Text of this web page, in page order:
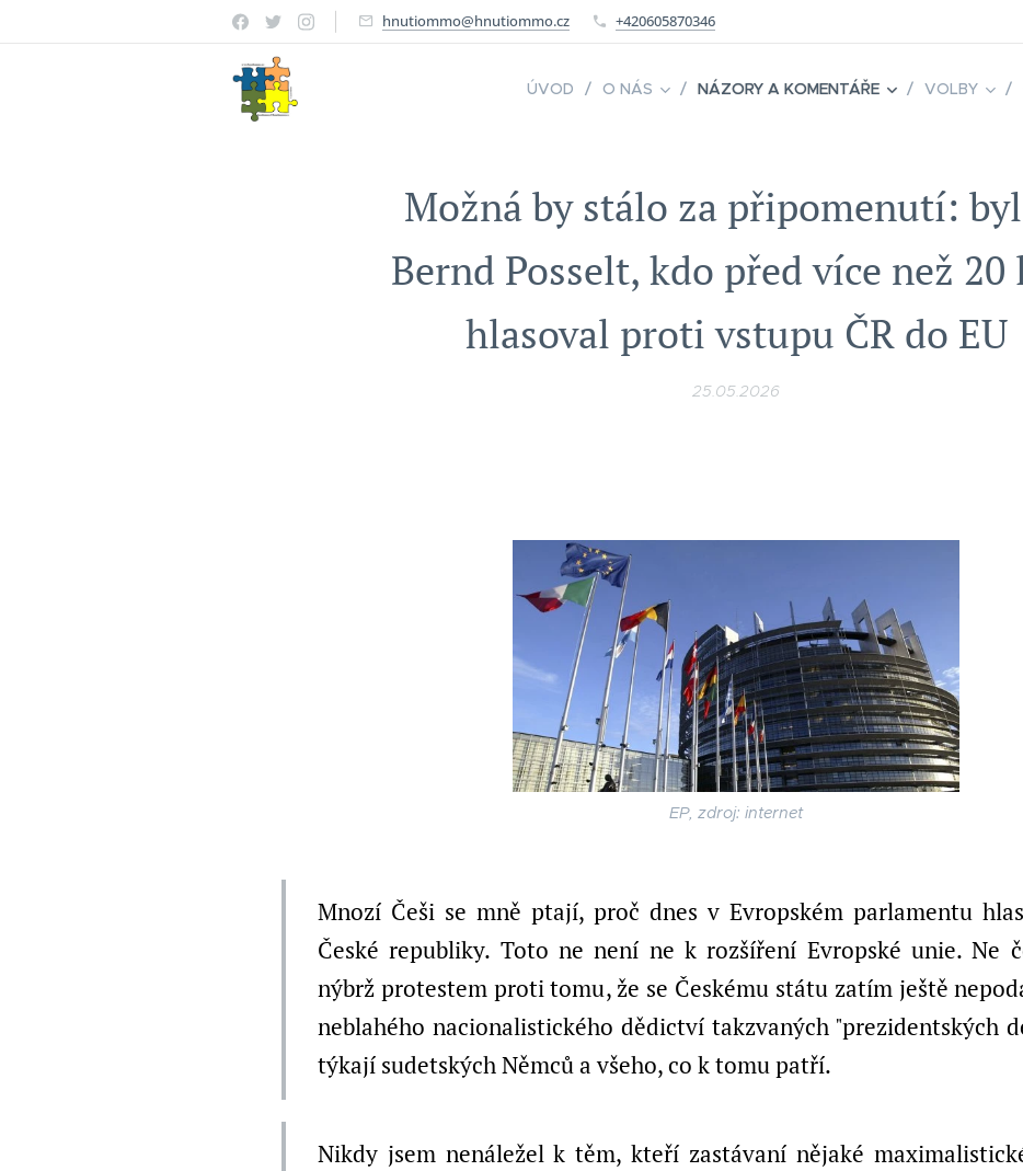
hnutiommo@hnutiommo.cz +420605870346
ÚVOD O NÁS NÁZORY A KOMENTÁŘE VOLBY
Možná by stálo za připomenutí:
Bernd Posselt, kdo před více než 20
hlasoval proti vstupu ČR do EU
25.05.2026
EP, zdroj: internet
Mnozí Češi se mně ptají, proč dnes v Evropském parlamentu
České republiky. Toto ne není ne k rozšíření Evropské unie. Ne
nýbrž protestem proti tomu, že se Českému státu zatím ještě
neblahého nacionalistického dědictví takzvaných "prezidentských
týkají sudetských Němců a všeho, co k tomu patří.
Nikdy jsem nenáležel k těm, kteří zastávaní nějaké